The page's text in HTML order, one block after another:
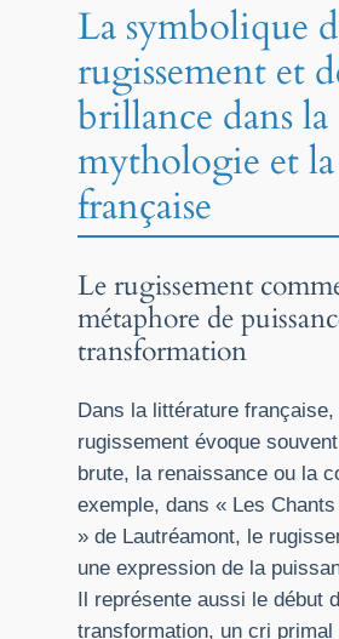
La symbolique
rugissement et
brillance dans la
mythologie et
française
Le rugissement
métaphore de
transformation
Dans la littérature française,
rugissement évoque
brute, la renaissance ou la
exemple, dans « Les
» de Lautréamont, le
une expression de la
Il représente aussi le début
transformation, un cri primal